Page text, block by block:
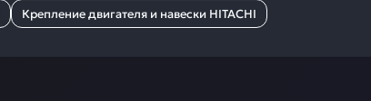
Крепление двигателя и навески HITACHI